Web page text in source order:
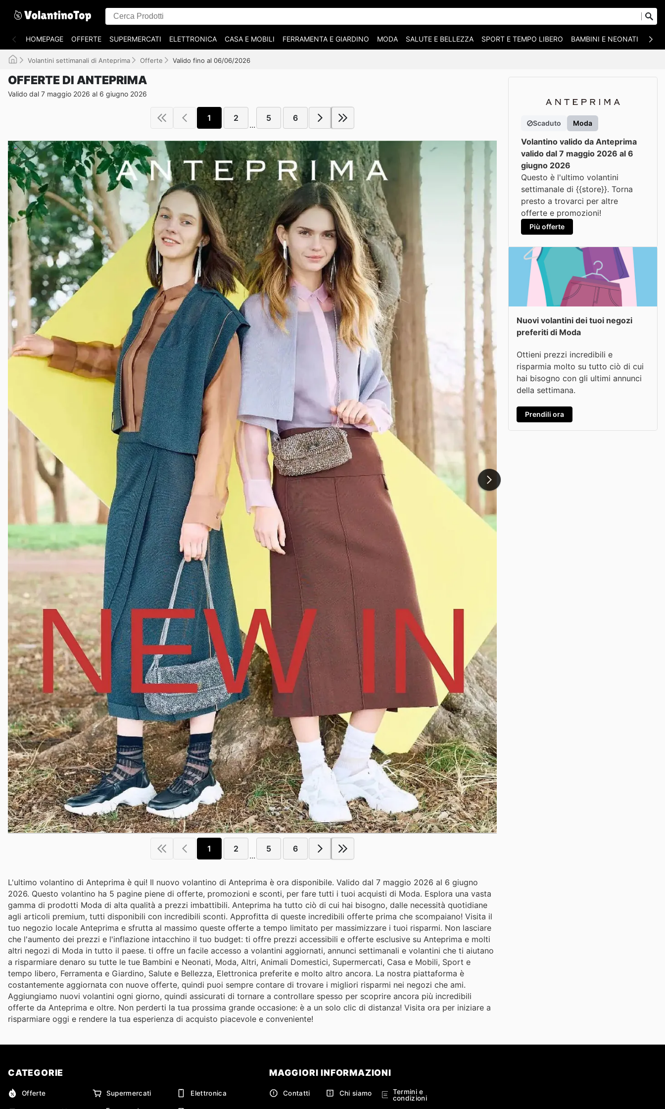
HOMEPAGE OFFERTE SUPERMERCATI ELETTRONICA CASA E MOBILI FERRAMENTA E GIARDINO MODA SALUTE E BELLEZZA SPORT E TEMPO LIBERO BAMBINI E NEONATI
Volantini settimanali di Anteprima Offerte Valido fino al 06/06/2026
OFFERTE DI ANTEPRIMA
Valido dal 7 maggio 2026 al 6 giugno 2026
1 2
...
5 6
1 2
...
5 6
L'ultimo volantino di Anteprima è qui! Il nuovo volantino di Anteprima è ora disponibile. Valido dal 7 maggio 2026 al 6 giugno
2026. Questo volantino ha 5 pagine piene di offerte, promozioni e sconti, per fare tutti i tuoi acquisti di Moda. Esplora una vasta
gamma di prodotti Moda di alta qualità a prezzi imbattibili. Anteprima ha tutto ciò di cui hai bisogno, dalle necessità quotidiane
agli articoli premium, tutti disponibili con incredibili sconti. Approfitta di queste incredibili offerte prima che scompaiano! Visita il
tuo negozio locale Anteprima e sfrutta al massimo queste offerte a tempo limitato per massimizzare i tuoi risparmi. Non lasciare
che l'aumento dei prezzi e l'inflazione intacchino il tuo budget: ti offre prezzi accessibili e offerte esclusive su Anteprima e molti
altri negozi di Moda in tutto il paese. ti offre un facile accesso a volantini aggiornati, annunci settimanali e volantini che ti aiutano
a risparmiare denaro su tutte le tue Bambini e Neonati, Moda, Altri, Animali Domestici, Supermercati, Casa e Mobili, Sport e
tempo libero, Ferramenta e Giardino, Salute e Bellezza, Elettronica preferite e molto altro ancora. La nostra piattaforma è
costantemente aggiornata con nuove offerte, quindi puoi sempre contare di trovare i migliori risparmi nei negozi che ami.
Aggiungiamo nuovi volantini ogni giorno, quindi assicurati di tornare a controllare spesso per scoprire ancora più incredibili
offerte da Anteprima e oltre. Non perderti la tua prossima grande occasione: è a un solo clic di distanza! Visita ora per iniziare a
risparmiare oggi e rendere la tua esperienza di acquisto piacevole e conveniente!
Scaduto Moda
Volantino valido da Anteprima
valido dal 7 maggio 2026 al 6
giugno 2026
Questo è l'ultimo volantini
settimanale di {{store}}. Torna
presto a trovarci per altre
offerte e promozioni!
Più offerte
Nuovi volantini dei tuoi negozi
preferiti di Moda
Ottieni prezzi incredibili e
risparmia molto su tutto ciò di cui
hai bisogno con gli ultimi annunci
della settimana.
Prendili ora
CATEGORIE
Offerte Supermercati Elettronica
MAGGIORI INFORMAZIONI
Contatti Chi siamo
Termini e
condizioni